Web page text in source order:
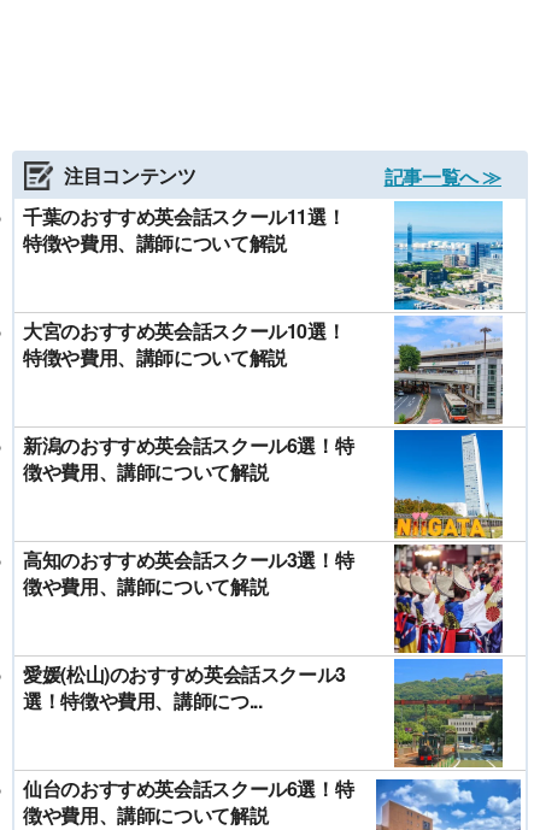
注目コンテンツ
記事一覧へ ≫
千葉のおすすめ英会話スクール11選！
特徴や費用、講師について解説
大宮のおすすめ英会話スクール10選！
特徴や費用、講師について解説
新潟のおすすめ英会話スクール6選！特
徴や費用、講師について解説
高知のおすすめ英会話スクール3選！特
徴や費用、講師について解説
愛媛(松山)のおすすめ英会話スクール3
選！特徴や費用、講師につ...
仙台のおすすめ英会話スクール6選！特
徴や費用、講師について解説